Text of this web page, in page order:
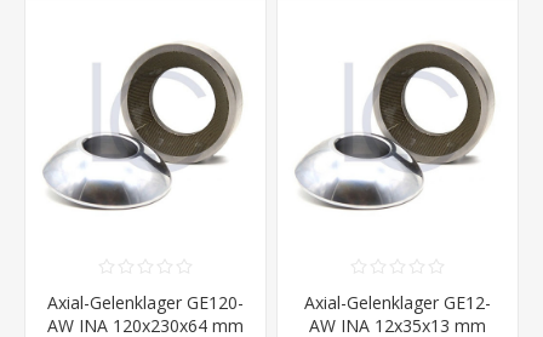
Axial-Gelenklager GE120-
AW INA 120x230x64 mm
Axial-Gelenklager GE12-
AW INA 12x35x13 mm